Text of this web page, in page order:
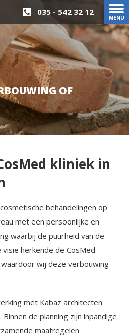
035 - 542 32 12
MENU
OF
kliniek in
behandelingen op
met een persoonlijke en
waarbij de puurheid van de
herkende de CosMed
waardoor wij deze verbouwing
met Kabaz architecten
de planning zijn inpandige
maatregelen